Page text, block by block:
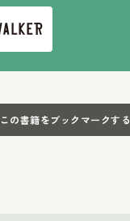
この書籍をブックマークする